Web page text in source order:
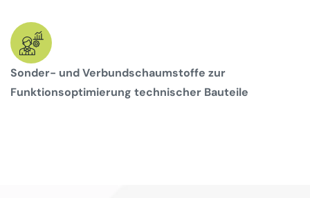
Sonder- und Verbundschaumstoffe zur
Funktionsoptimierung technischer Bauteile